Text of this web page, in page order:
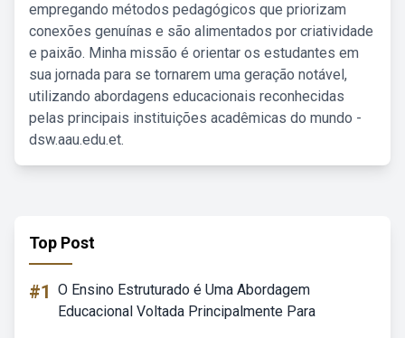
empregando métodos pedagógicos que priorizam
conexões genuínas e são alimentados por criatividade
e paixão. Minha missão é orientar os estudantes em
sua jornada para se tornarem uma geração notável,
utilizando abordagens educacionais reconhecidas
pelas principais instituições acadêmicas do mundo -
dsw.aau.edu.et.
Top Post
#1 O Ensino Estruturado é Uma Abordagem
Educacional Voltada Principalmente Para